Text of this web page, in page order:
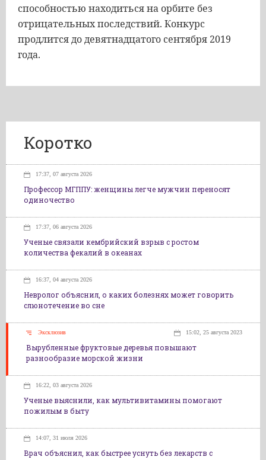
способностью находиться на орбите без
отрицательных последствий. Конкурс
продлится до девятнадцатого сентября 2019
года.
Коротко
17:37, 07 августа 2026
Профессор МГППУ: женщины легче мужчин переносят
одиночество
17:37, 06 августа 2026
Ученые связали кембрийский взрыв с ростом
количества фекалий в океанах
16:37, 04 августа 2026
Невролог объяснил, о каких болезнях может говорить
слюнотечение во сне
Эксклюзив 15:02, 25 августа 2023
Вырубленные фруктовые деревья повышают
разнообразие морской жизни
16:22, 03 августа 2026
Ученые выяснили, как мультивитамины помогают
пожилым в быту
14:07, 31 июля 2026
Врач объяснил, как быстрее уснуть без лекарств с